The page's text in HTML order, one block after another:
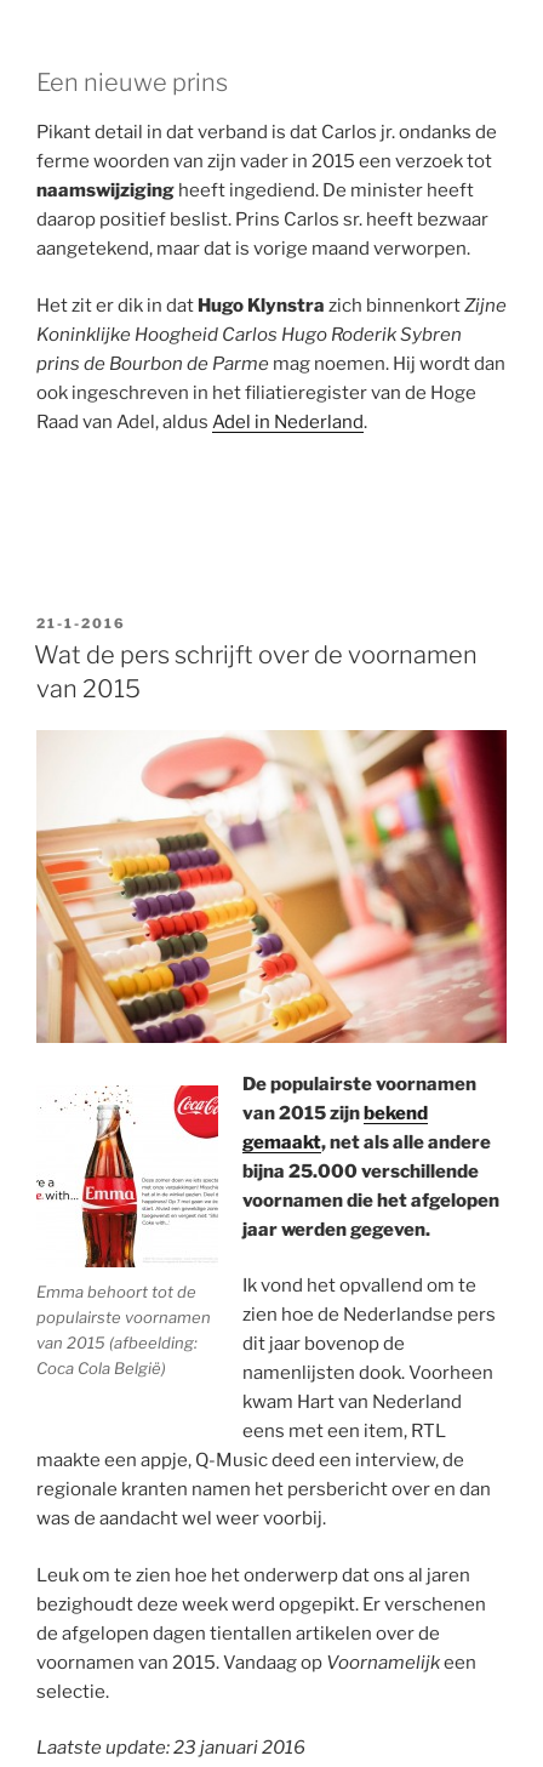
Een nieuwe prins
Pikant detail in dat verband is dat Carlos jr. ondanks de
ferme woorden van zijn vader in 2015 een verzoek tot
naamswijziging heeft ingediend. De minister heeft
daarop positief beslist. Prins Carlos sr. heeft bezwaar
aangetekend, maar dat is vorige maand verworpen.
Het zit er dik in dat Hugo Klynstra zich binnenkortZijne
Koninklijke Hoogheid Carlos Hugo Roderik Sybren
prins de Bourbon de Parme mag noemen. Hij wordt dan
ook ingeschreven in het filiatieregister van de Hoge
Raad van Adel, aldus Adel in Nederland.
GEPLAATST
OP
21-1-2016
Wat de pers schrijft over de voornamen
van 2015
Emma behoort tot de
populairste voornamen
van 2015 (afbeelding:
Coca Cola België)
De populairste voornamen
van 2015 zijnbekend
gemaakt, net als alle andere
bijna 25.000 verschillende
voornamen die het afgelopen
jaar werden gegeven.
Ik vond het opvallend om te
zien hoe de Nederlandse pers
dit jaar bovenop de
namenlijsten dook. Voorheen
kwam Hart van Nederland
eens met een item, RTL
maakte een appje, Q-Music deed een interview, de
regionale kranten namen het persbericht over en dan
was de aandacht wel weer voorbij.
Leuk om te zien hoe het onderwerp dat ons al jaren
bezighoudt deze week werd opgepikt. Er verschenen
de afgelopen dagen tientallen artikelen over de
voornamen van 2015. Vandaag op Voornamelijkeen
selectie.
Laatste update: 23 januari 2016